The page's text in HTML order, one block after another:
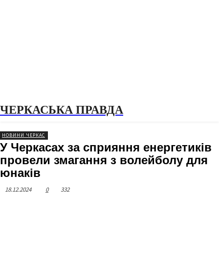
ЧЕРКАСЬКА ПРАВДА
НОВИНИ ЧЕРКАС
У Черкасах за сприяння енергетиків
провели змагання з волейболу для
юнаків
18.12.2024 0 332